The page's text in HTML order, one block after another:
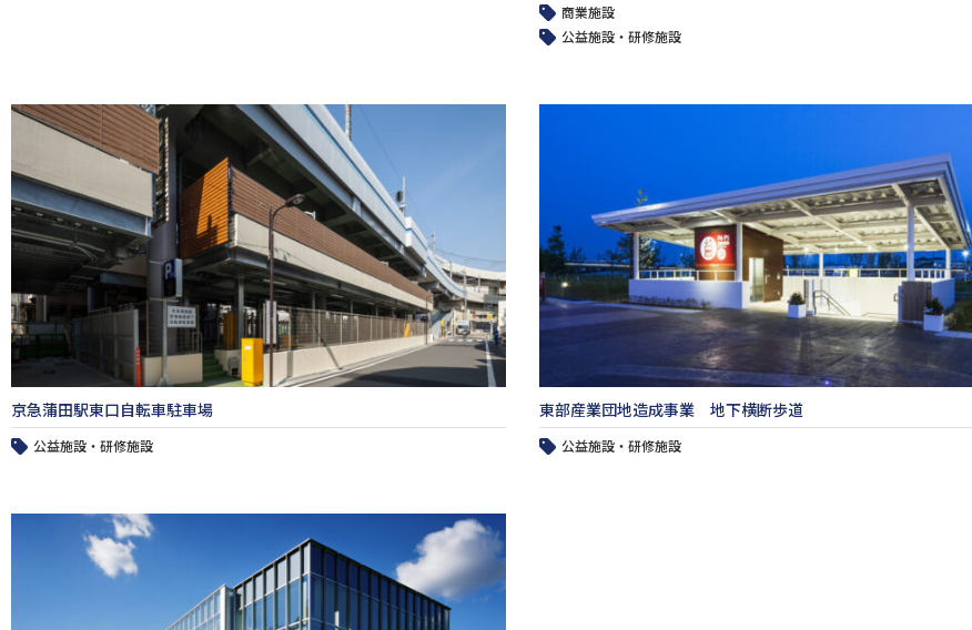
商業施設
公益施設・研修施設
京急蒲田駅東口自転車駐車場
公益施設・研修施設
東部産業団地造成事業 地下横断歩道
公益施設・研修施設